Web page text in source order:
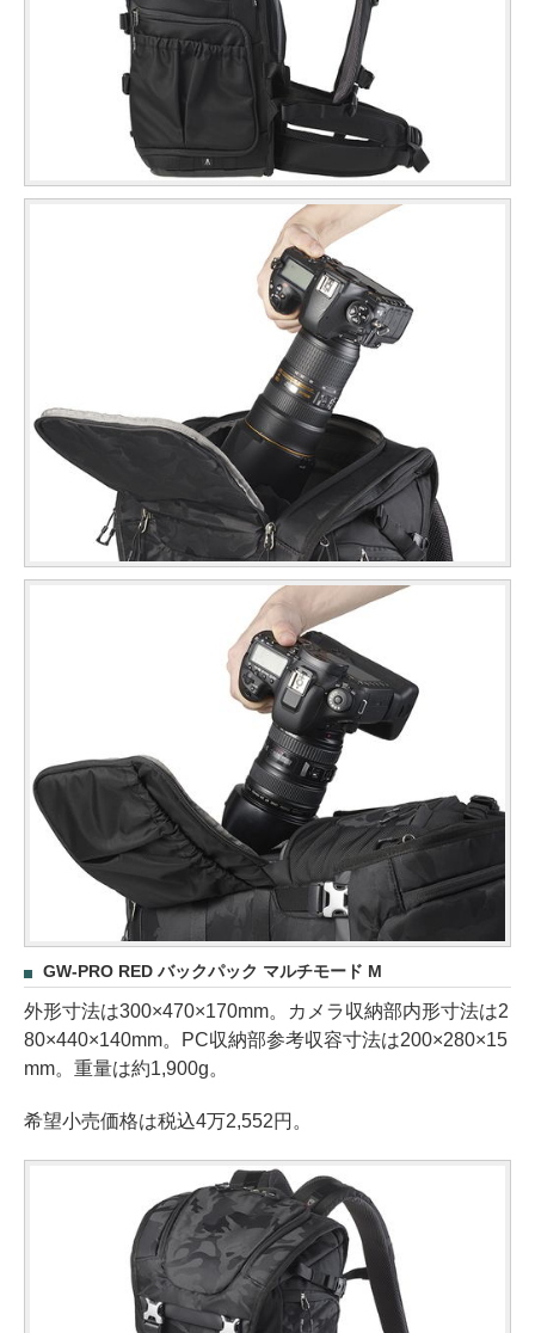
GW-PRO RED バックパック マルチモード M
外形寸法は300×470×170mm。カメラ収納部内形寸法は2
80×440×140mm。PC収納部参考収容寸法は200×280×15
mm。重量は約1,900g。
希望小売価格は税込4万2,552円。